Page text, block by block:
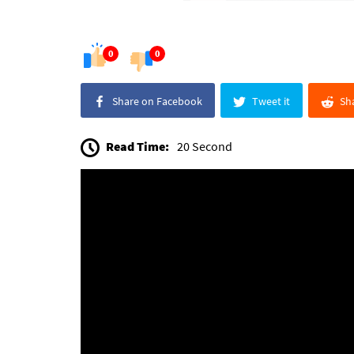
0 0
Share on Facebook Tweet it
Read Time: 20 Second